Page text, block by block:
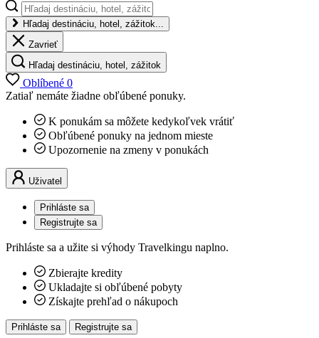
Hľadaj destináciu, hotel, zážitok...
Zavrieť
Hľadaj destináciu, hotel, zážitok
Oblíbené 0
Zatiaľ nemáte žiadne obľúbené ponuky.
K ponukám sa môžete kedykoľvek vrátiť
Obľúbené ponuky na jednom mieste
Upozornenie na zmeny v ponukách
Uživatel
Prihláste sa
Registrujte sa
Prihláste sa a užite si výhody Travelkingu naplno.
Zbierajte kredity
Ukladajte si obľúbené pobyty
Získajte prehľad o nákupoch
Prihláste sa Registrujte sa